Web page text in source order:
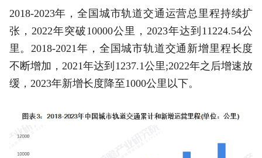
2018-2023年，全国城市轨道交通运营总里程持续扩
张，2022年突破10000公里，2023年达到11224.54公
里。2018-2021年，全国城市轨道交通新增里程长度
不断增加，2021年达到1237.1公里;2022年之后增速放
缓，2023年新增长度降至1000公里以下。